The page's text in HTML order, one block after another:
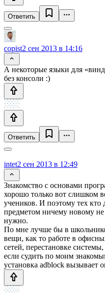
Ответить
copist2 сен 2013 в 14:16
А некоторые языки для
без консоли :)
Ответить
intet2 сен 2013 в 12:49
Знакомство с основами
хорошо только вот слишком
учеников. И поэтому тех кто
предметом ничему новому
нужно.
По мне лучше бы в
вещи, как то работе в
сетей, перестановке
если судить по моим
установка adblock вызывает